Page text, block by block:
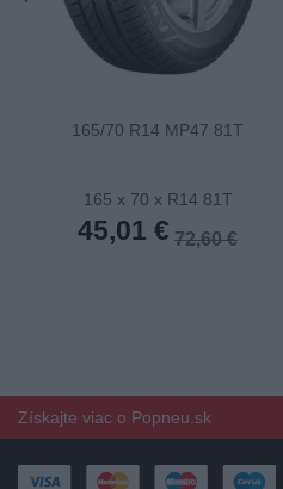
165/70 R14 MP47 81T
165 x 70 x R14 81T
45,01 € 72,60 €
Získajte viac o Popneu.sk